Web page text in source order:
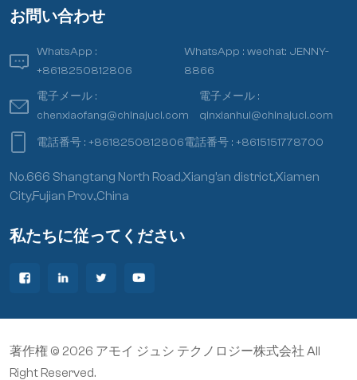
お問い合わせ
WhatsApp :
+8618250812806
WhatsApp :wechat: JENNY-
8866
電子メール :
chenxiaofang@chinajuci.com
電子メール :
qinxianhui@chinajuci.com
電話番号 :+8618250812806電話番号 :+8615151778700
No.666 Shangtang North Road,Xiang’an district,Xiamen
City,Fujian Prov.,China
私たちに従ってください
著作権 © 2026 アモイ ジュシ テクノロジー株式会社 All
Right Reserved.